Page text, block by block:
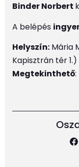
Binder Norbert
A belépés
Helyszín: Mária
Kapisztrán tér 1.)
Megtekinthető